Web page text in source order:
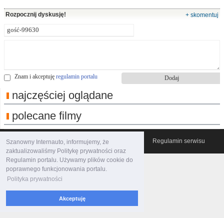
Szanowny Internauto, informujemy, że
zaktualizowaliśmy Politykę prywatności oraz
Regulamin portalu. Używamy plików cookie do
poprawnego funkcjonowania portalu.
Polityka prywatności
Akceptuję
Rozpocznij dyskusję! + skomentuj
Znam i akceptuję regulamin portalu
najczęściej oglądane
polecane filmy
© 2007-2026 Włocławski Portal informacyjny Regulamin serwisu